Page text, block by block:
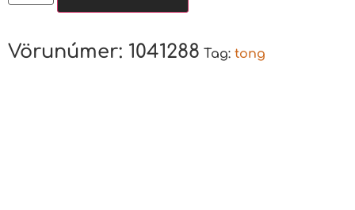
Vörunúmer: 1041288 Tag: tong